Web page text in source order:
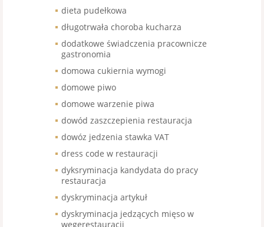
dieta pudełkowa
długotrwała choroba kucharza
dodatkowe świadczenia pracownicze
gastronomia
domowa cukiernia wymogi
domowe piwo
domowe warzenie piwa
dowód zaszczepienia restauracja
dowóz jedzenia stawka VAT
dress code w restauracji
dyksryminacja kandydata do pracy
restauracja
dyskryminacja artykuł
dyskryminacja jedzących mięso w
wegerestauracji